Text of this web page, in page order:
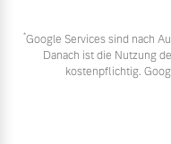
*Google Services sind nach
Danach ist die Nutzung
kostenpflichtig.